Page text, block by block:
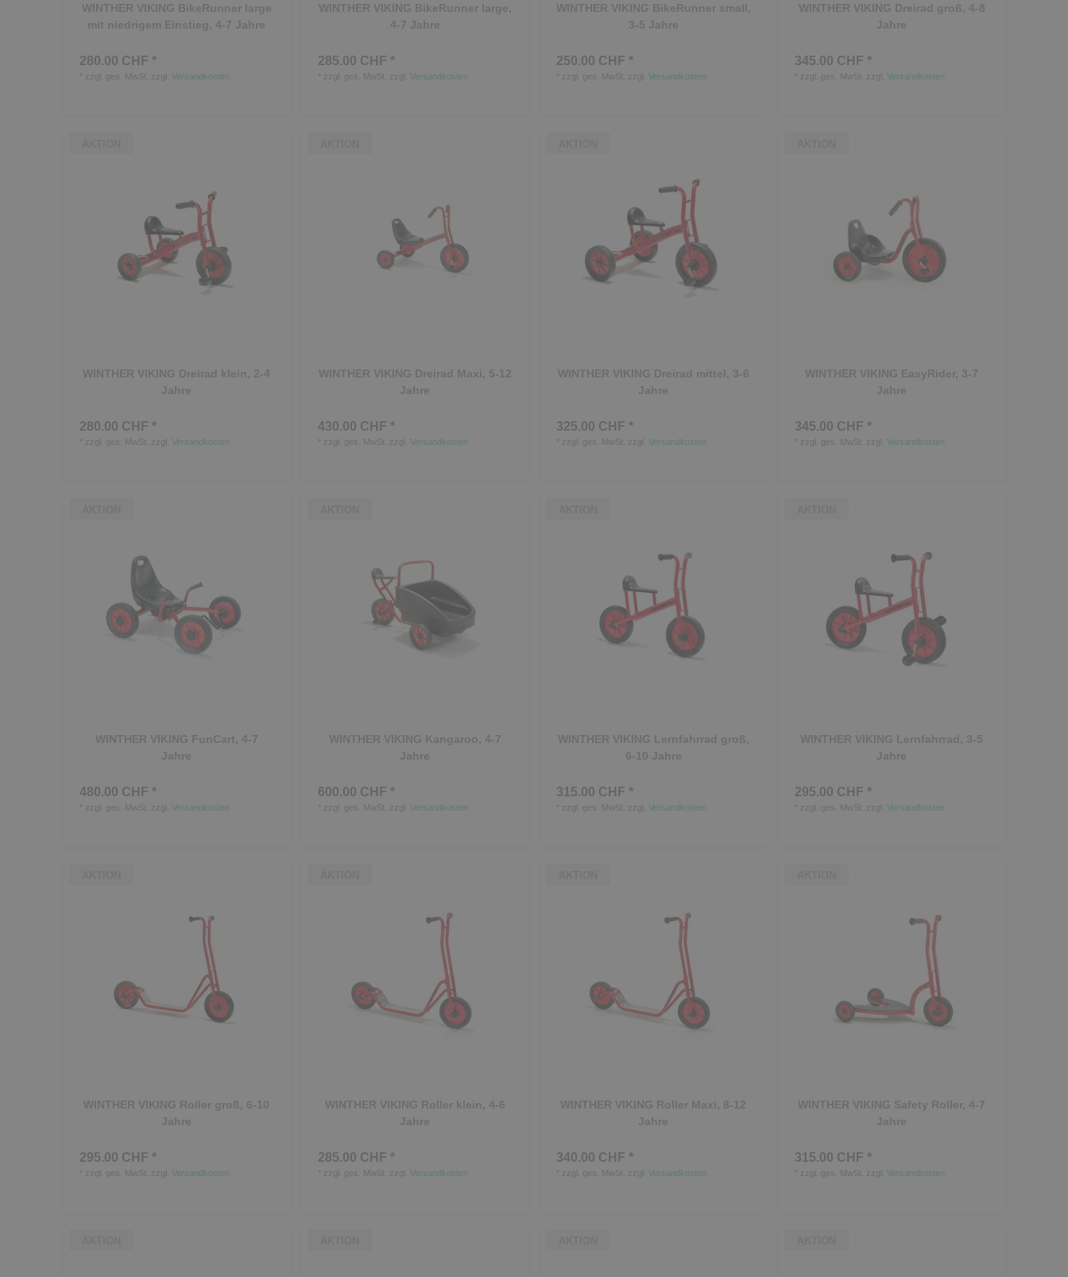
WINTHER VIKING BikeRunner large
mit niedrigem Einstieg, 4-7 Jahre
280.00 CHF *
zzgl. ges. MwSt. zzgl. Versandkosten
WINTHER VIKING BikeRunner large,
4-7 Jahre
285.00 CHF *
zzgl. ges. MwSt. zzgl. Versandkosten
WINTHER VIKING BikeRunner small,
3-5 Jahre
250.00 CHF *
zzgl. ges. MwSt. zzgl. Versandkosten
WINTHER VIKING Dreirad groß, 4-8
Jahre
345.00 CHF *
zzgl. ges. MwSt. zzgl. Versandkosten
WINTHER VIKING Dreirad klein, 2-4
Jahre
280.00 CHF *
zzgl. ges. MwSt. zzgl. Versandkosten
WINTHER VIKING Dreirad Maxi, 5-12
Jahre
430.00 CHF *
zzgl. ges. MwSt. zzgl. Versandkosten
WINTHER VIKING Dreirad mittel, 3-6
Jahre
325.00 CHF *
zzgl. ges. MwSt. zzgl. Versandkosten
WINTHER VIKING EasyRider, 3-7
Jahre
345.00 CHF *
zzgl. ges. MwSt. zzgl. Versandkosten
WINTHER VIKING FunCart, 4-7
Jahre
480.00 CHF *
zzgl. ges. MwSt. zzgl. Versandkosten
WINTHER VIKING Kangaroo, 4-7
Jahre
600.00 CHF *
zzgl. ges. MwSt. zzgl. Versandkosten
WINTHER VIKING Lernfahrrad groß,
6-10 Jahre
315.00 CHF *
zzgl. ges. MwSt. zzgl. Versandkosten
WINTHER VIKING Lernfahrrad, 3-5
Jahre
295.00 CHF *
zzgl. ges. MwSt. zzgl. Versandkosten
WINTHER VIKING Roller groß, 6-10
Jahre
295.00 CHF *
zzgl. ges. MwSt. zzgl. Versandkosten
WINTHER VIKING Roller klein, 4-6
Jahre
285.00 CHF *
zzgl. ges. MwSt. zzgl. Versandkosten
WINTHER VIKING Roller Maxi, 8-12
Jahre
340.00 CHF *
zzgl. ges. MwSt. zzgl. Versandkosten
WINTHER VIKING Safety Roller, 4-7
Jahre
315.00 CHF *
zzgl. ges. MwSt. zzgl. Versandkosten